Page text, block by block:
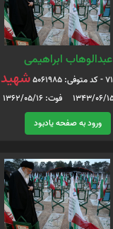
عبدالوهاب ابراهیمی
شهید
ورود به صفحه یادبود